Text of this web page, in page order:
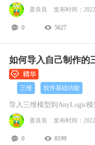
姜良良 发布时间：
0 5627
如何导入自己制作的
三维 软件基础功能
导入三维模型到AnyLogic模
姜良良 发布时间：
0 8199